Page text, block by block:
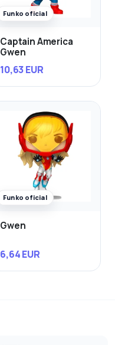
Funko oficial
Captain America
Gwen
10,63 EUR
Funko oficial
Gwen
6,64 EUR